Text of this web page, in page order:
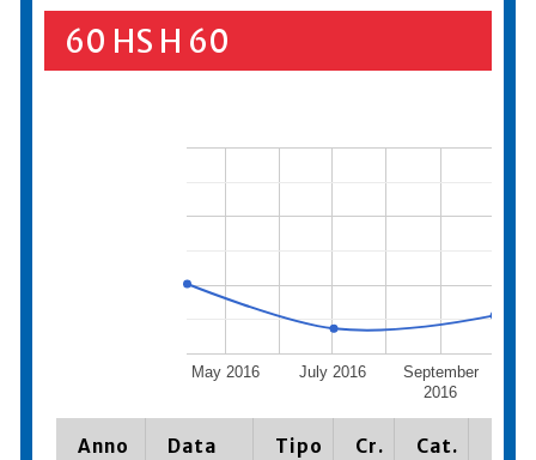
60 HS H 60
May 2016 July 2016
September
2016
Anno Data Tipo Cr. Cat.